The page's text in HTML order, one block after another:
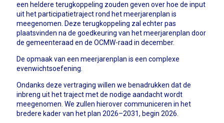
een heldere terugkoppeling zouden geven over hoe de input
uit het participatietraject rond het meerjarenplan is
meegenomen. Deze terugkoppeling zal echter pas
plaatsvinden na de goedkeuring van het meerjarenplan door
de gemeenteraad en de OCMW-raad in december.
De opmaak van een meerjarenplan is een complexe
evenwichtsoefening.
Ondanks deze vertraging willen we benadrukken dat de
inbreng uit het traject met de nodige aandacht wordt
meegenomen. We zullen hierover communiceren in het
bredere kader van het plan 2026–2031, begin 2026.